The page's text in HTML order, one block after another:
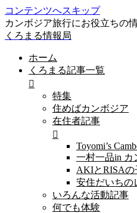
コンテンツへスキップ
カンボジア旅行にお役立ちの
くろまる情報局
ホーム
くろまる記事一覧
特集
住めばカンボジア
在住者記事
Toyomi’s
一村一品in カ
AKIとRISAの
安住だいちの
いろんな活動記事
何でも体験